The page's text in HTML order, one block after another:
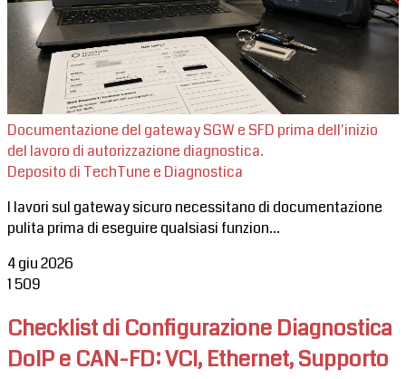
Documentazione del gateway SGW e SFD prima dell'inizio
del lavoro di autorizzazione diagnostica.
Deposito di TechTune e Diagnostica
I lavori sul gateway sicuro necessitano di documentazione
pulita prima di eseguire qualsiasi funzion...
4 giu 2026
1 509
Checklist di Configurazione Diagnostica
DoIP e CAN-FD: VCI, Ethernet, Supporto